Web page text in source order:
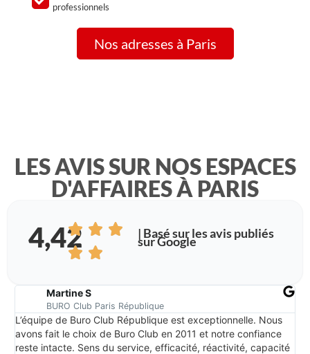
professionnels
Nos adresses à Paris
LES AVIS SUR NOS ESPACES
D'AFFAIRES À PARIS
4,42 | Basé sur les avis publiés
sur Google
Martine S
BURO Club Paris République
L’équipe de Buro Club République est exceptionnelle. Nous
avons fait le choix de Buro Club en 2011 et notre confiance
reste intacte. Sens du service, efficacité, réactivité, capacité